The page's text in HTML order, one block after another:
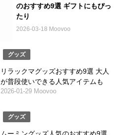
のおすすめ9選 ギフトにもぴっ
たり
2026-03-18 Moovoo
グッズ
リラックマグッズおすすめ9選 大人
が普段使いできる人気アイテムも
2026-01-29 Moovoo
グッズ